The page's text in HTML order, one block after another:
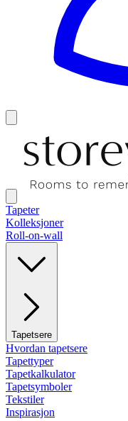
Tapeter
Kolleksjoner
Roll-on-wall
Tapetsere
Hvordan tapetsere
Tapettyper
Tapetkalkulator
Tapetsymboler
Tekstiler
Inspirasjon